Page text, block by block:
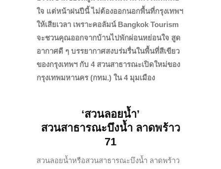
ใจ แต่หน้าฝนปีนี้ ไม่ต้องออกนอกพื้นที่กรุงเทพฯ
ให้เสียเวลา เพราะคอลัมน์ Bangkok Tourism
จะชวนคุณออกจากบ้านไปพักผ่อนหย่อนใจ สูด
อากาศดี ๆ บรรยากาศสงบร่มรื่นในพื้นที่สีเขียว
ของกรุงเทพฯ กับ 4 สวนสาธารณะเปิดใหม่ของ
กรุงเทพมหานคร (กทม.) ใน4 มุมเมือง
‘สวนลอยน้ำ’
สวนสาธารณะบึงน้ำ ลาดพร้าว
71
สวนลอยน้ำหรือสวนสาธารณะบึงน้ำ ลาดพร้าว